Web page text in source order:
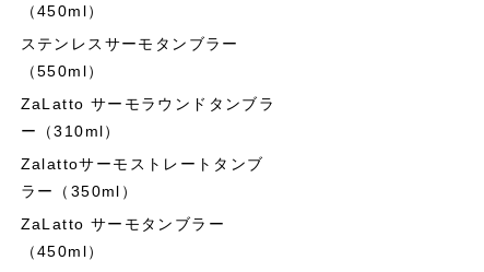
（450ml）
ステンレスサーモタンブラー
（550ml）
ZaLatto サーモラウンドタンブラ
ー（310ml）
Zalattoサーモストレートタンブ
ラー（350ml）
ZaLatto サーモタンブラー
（450ml）